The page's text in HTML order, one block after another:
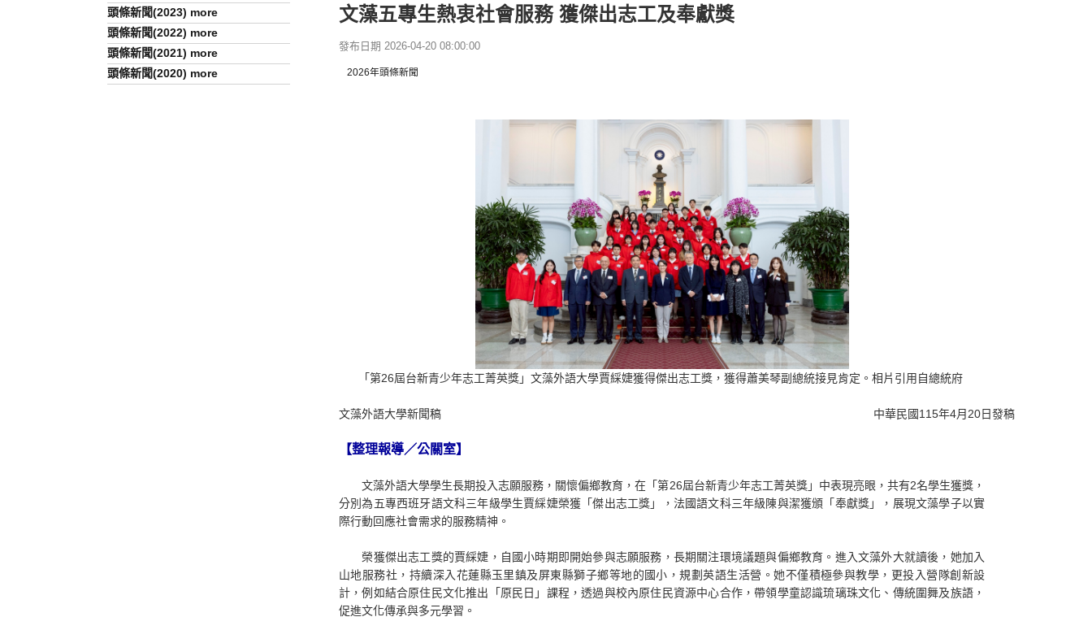
頭條新聞(2023) more
頭條新聞(2022) more
頭條新聞(2021) more
頭條新聞(2020) more
文藻五專生熱衷社會服務 獲傑出志工及奉獻獎
發布日期 2026-04-20 08:00:00
2026年頭條新聞
「第26屆台新青少年志工菁英獎」文藻外語大學賈綵婕獲得傑出志工獎，獲得蕭美琴副總統接見肯定。相片引用自總統府
文藻外語大學新聞稿 中華民國115年4月20日發稿
【整理報導／公關室】
文藻外語大學學生長期投入志願服務，關懷偏鄉教育，在「第26屆台新青少年志工菁英獎」中表現亮眼，共有2名學生獲獎，
分別為五專西班牙語文科三年級學生賈綵婕榮獲「傑出志工獎」，法國語文科三年級陳與潔獲頒「奉獻獎」，展現文藻學子以實
際行動回應社會需求的服務精神。
榮獲傑出志工獎的賈綵婕，自國小時期即開始參與志願服務，長期關注環境議題與偏鄉教育。進入文藻外大就讀後，她加入
山地服務社，持續深入花蓮縣玉里鎮及屏東縣獅子鄉等地的國小，規劃英語生活營。她不僅積極參與教學，更投入營隊創新設
計，例如結合原住民文化推出「原民日」課程，透過與校內原住民資源中心合作，帶領學童認識琉璃珠文化、傳統圍舞及族語，
促進文化傳承與多元學習。